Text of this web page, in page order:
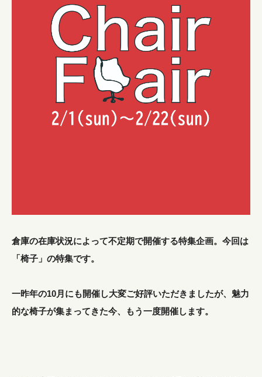
倉庫の在庫状況によって不定期で開催する特集企画。今回は
「椅子」の特集です。
一昨年の10月にも開催し大変ご好評いただきましたが、魅力
的な椅子が集まってきた今、もう一度開催します。